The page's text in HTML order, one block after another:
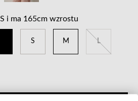
i ma 165cm wzrostu
S M L